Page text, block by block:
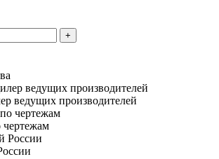
+
ведущих производителей
чертежам